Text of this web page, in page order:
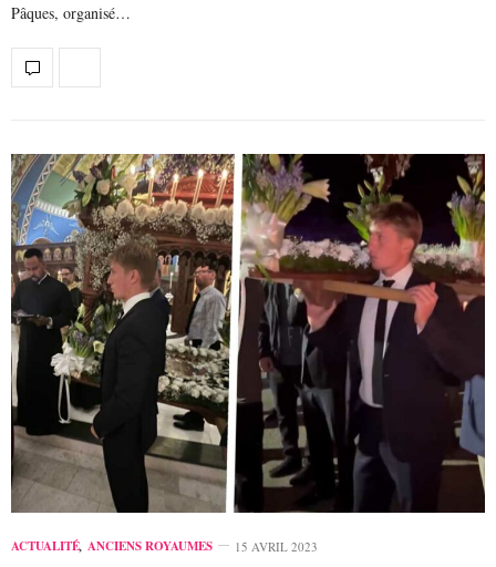
Pâques, organisé…
ACTUALITÉ, ANCIENS ROYAUMES 15 AVRIL 2023